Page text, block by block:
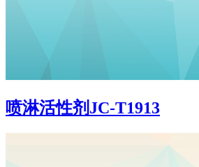
喷淋活性剂JC-T1913